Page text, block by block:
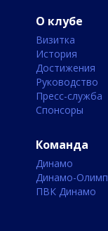
О клубе
Визитка
История
Достижения
Руководство
Пресс-служба
Спонсоры
Команда
Динамо
Динамо-Олимп
ПВК Динамо